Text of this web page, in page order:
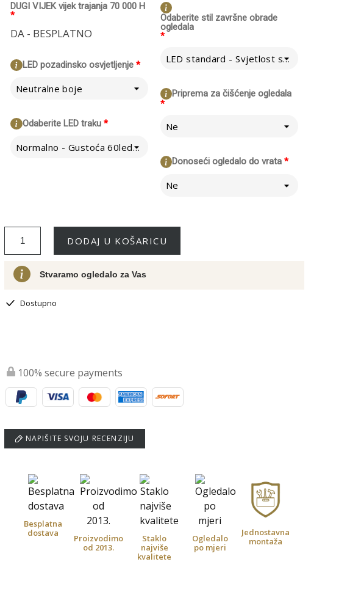
*
DUGI VIJEK vijek trajanja 70 000 H
DA - BESPLATNO
*
LED pozadinsko osvjetljenje
Neutralne boje
*
Odaberite LED traku
Normalno - Gustoća 60led/m
*
Odaberite stil završne obrade
ogledala
LED standard - Svjetlost se širi na zid iza ogledala
*
Priprema za čišćenje ogledala
Ne
*
Donoseći ogledalo do vrata
Ne
DODAJ U KOŠARICU
Stvaramo ogledalo za Vas
Dostupno
100% secure payments
NAPIŠITE SVOJU RECENZIJU
Besplatna
dostava
Proizvodimo
od 2013.
Staklo
najviše
kvalitete
Ogledalo
po mjeri
Jednostavna
montaža